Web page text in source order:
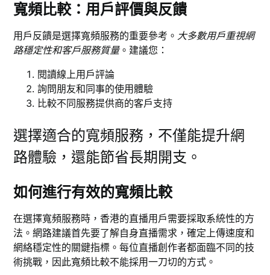
寬頻比較：用戶評價與反饋
用戶反饋是選擇寬頻服務的重要參考。 大多數用戶重視網
路穩定性和客戶服務質量。建議您：
閱讀線上用戶評論
詢問朋友和同事的使用體驗
比較不同服務提供商的客戶支持
選擇適合的寬頻服務，不僅能提升網
路體驗，還能節省長期開支。
如何進行有效的寬頻比較
在選擇寬頻服務時，香港的直播用戶需要採取系統性的方
法。網路建議首先要了解自身直播需求，確定上傳速度和
網絡穩定性的關鍵指標。每位直播創作者都面臨不同的技
術挑戰，因此寬頻比較不能採用一刀切的方式。